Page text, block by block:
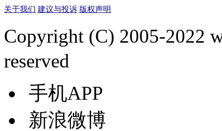
关于我们 建议与投诉 版权声明
Copyright (C) 2005-2022
reserved
手机APP
新浪微博